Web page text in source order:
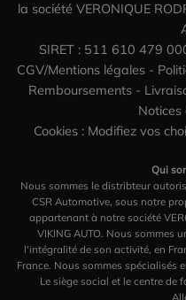
la société VERONIQUE
SIRET : 511 610 479
CGV/Mentions légales-
Remboursements-
Cookies : Modifiez vos
Qui
Nous sommes le distribteur
CSR Automotive, sous notre
appartenant à notre société
VIKING AUTO. Nous sommes
l'intégralité de son activité, en
France. Nous sommes spécialisés
Le siège social et le centre de